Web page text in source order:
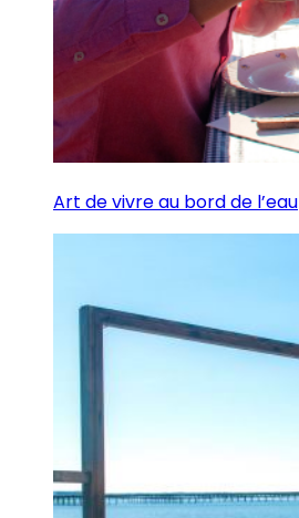
Art de vivre au bord de l’eau